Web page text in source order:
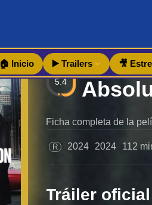
🏠 Inicio ▶️ Trailers 🎥
5.4
Ficha completa de la
R 2024 2024 112
Tráiler oficial